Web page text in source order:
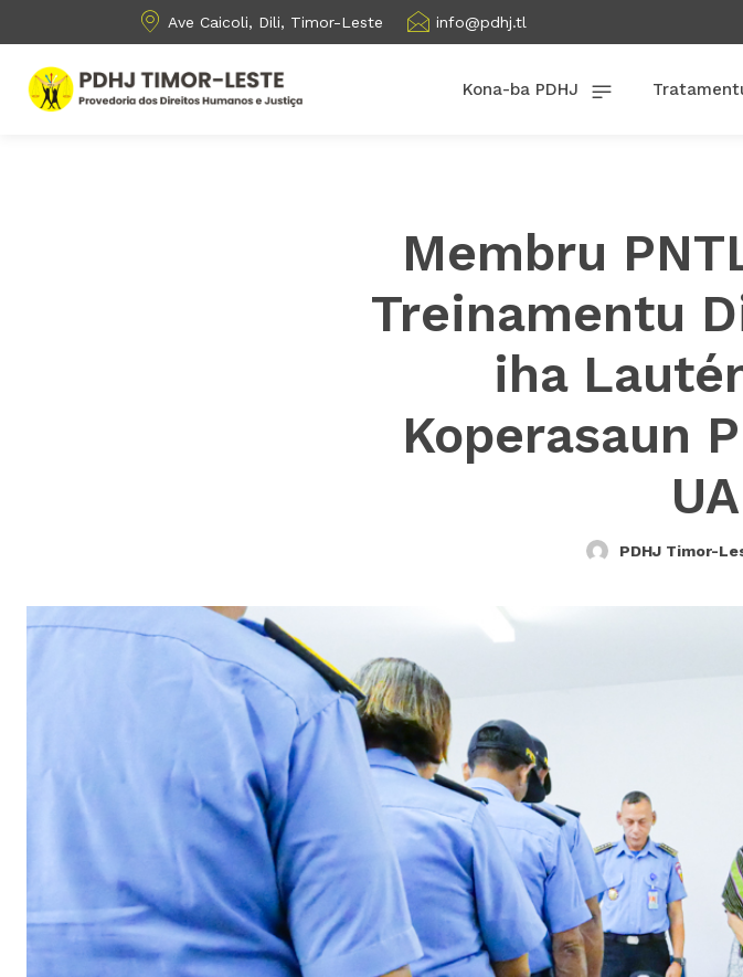
Ave Caicoli, Dili, Timor-Leste info@pdhj.tl
Kona-ba PDHJ
Membru
Treinamentu
iha
Koperasaun
PDHJ Timor-